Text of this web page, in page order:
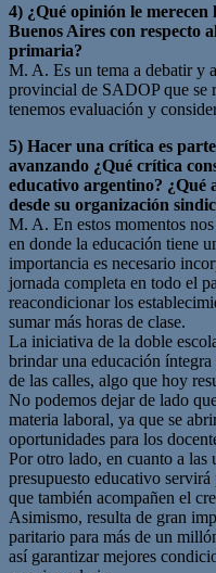
4) ¿Qué opinión le
Buenos Aires con respecto
primaria?
M. A. Es un tema a debatir y
provincial de SADOP que se
tenemos evaluación y
5) Hacer una crítica es
avanzando ¿Qué crítica
educativo argentino? ¿Qué
desde su organización
M. A. En estos momentos
en donde la educación tiene
importancia es necesario
jornada completa en todo el
reacondicionar los
sumar más horas de clase.
La iniciativa de la doble
brindar una educación íntegra
de las calles, algo que hoy
No podemos dejar de lado
materia laboral, ya que se
oportunidades para los
Por otro lado, en cuanto a las
presupuesto educativo
que también acompañen el
Asimismo, resulta de gran
paritario para más de un
así garantizar mejores